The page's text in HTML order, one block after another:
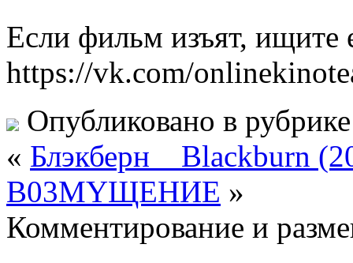
Если фильм изъят, ищите
https://vk.com/
Опубликовано в
« Блэкберн _ Blackburn
B03MYЩEHИE »
Комментирование и